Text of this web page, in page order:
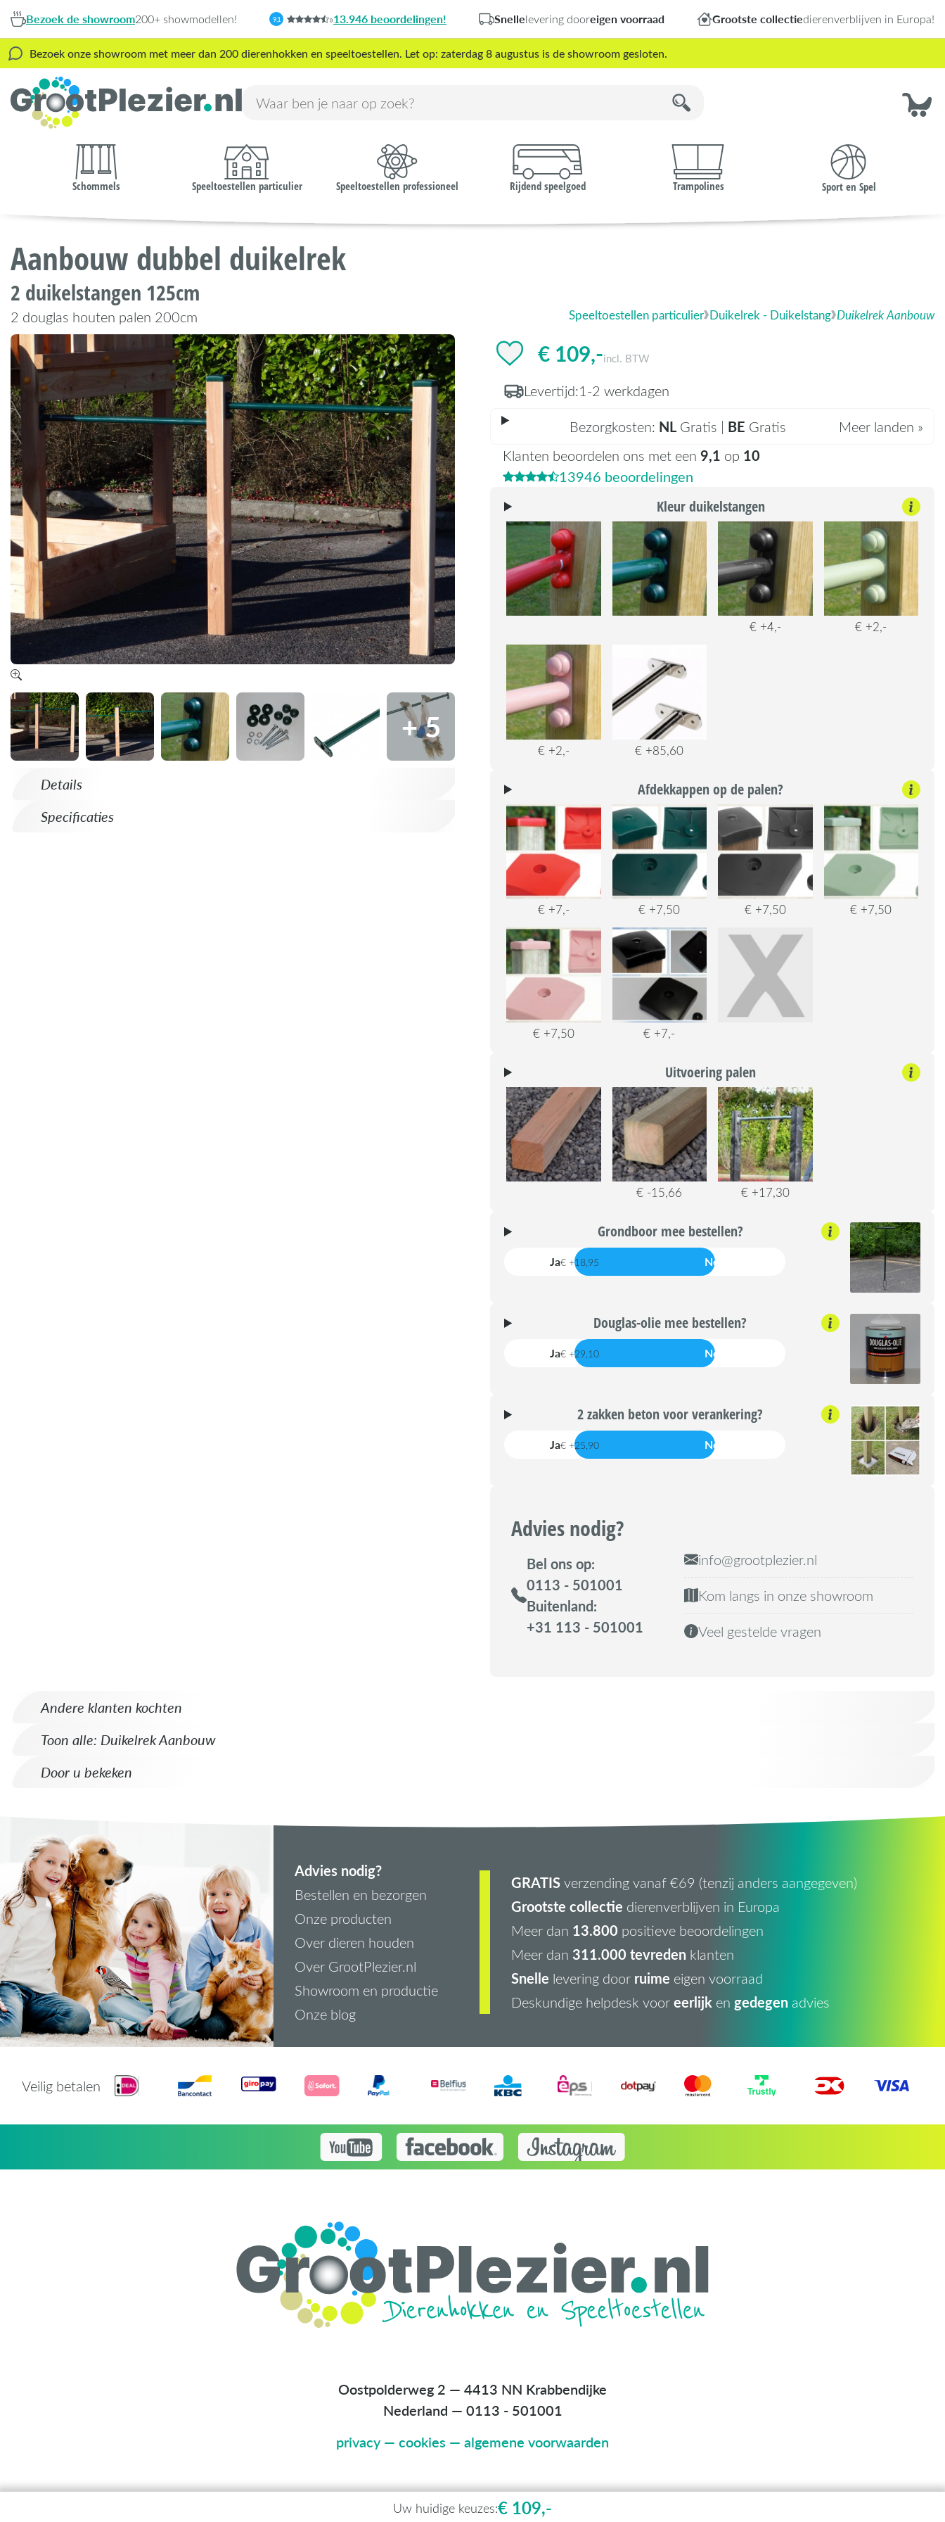
Bezoek de showroom200+ showmodellen! 9,1 »13.946 beoordelingen! Snellelevering dooreigen voorraad Grootste collectiedierenverblijven in Europa!
Bezoek onze showroom met meer dan 200 dierenhokken en speeltoestellen. Let op: zaterdag 8 augustus is de showroom gesloten.
Schommels Speeltoestellen particulier Speeltoestellen professioneel Rijdend speelgoed Trampolines Sport en Spel
Aanbouw dubbel duikelrek
2 duikelstangen 125cm
2 douglas houten palen 200cm Speeltoestellen particulier Duikelrek - Duikelstang Duikelrek Aanbouw
+ 5
Details
Specificaties
€ 109,-incl. BTW
Levertijd:1-2 werkdagen
Bezorgkosten: NLGratis | BE Gratis
Meer landen »
Klanten beoordelen ons met een 9,1 op 10
13946 beoordelingen
Kleur duikelstangen
€ +4,- € +2,-
€ +2,- € +85,60
Afdekkappen op de palen?
€ +7,- € +7,50 € +7,50 € +7,50
€ +7,50 € +7,-
Uitvoering palen
€ -15,66 € +17,30
Grondboor mee bestellen?
Ja€ +18,95 Nee
Douglas-olie mee bestellen?
Ja€ +29,10 Nee
2 zakken beton voor verankering?
Ja€ +25,90 Nee
Uw huidige keuzes:€ 109,-
Advies nodig?
Bel ons op:
0113 - 501001
Buitenland:
+31 113 - 501001
info@grootplezier.nl
Kom langs in onze showroom
Veel gestelde vragen
Andere klanten kochten
Toon alle: Duikelrek Aanbouw
Door u bekeken
Advies nodig?
Bestellen en bezorgen
Onze producten
Over dieren houden
Over GrootPlezier.nl
Showroom en productie
Onze blog
GRATISverzending vanaf €69 (tenzij anders aangegeven)
Grootste collectie dierenverblijven in Europa
Meer dan 13.800 positieve beoordelingen
Meer dan 311.000 tevredenklanten
Snelle levering door ruime eigen voorraad
Deskundige helpdesk vooreerlijken gedegenadvies
Veilig betalen
Oostpolderweg 2 — 4413 NN Krabbendijke
Nederland — 0113 - 501001
privacy— cookies — algemene voorwaarden